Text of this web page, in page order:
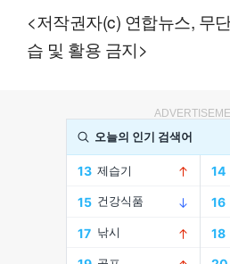
<저작권자(c) 연합뉴스, 무
습 및 활용 금지>